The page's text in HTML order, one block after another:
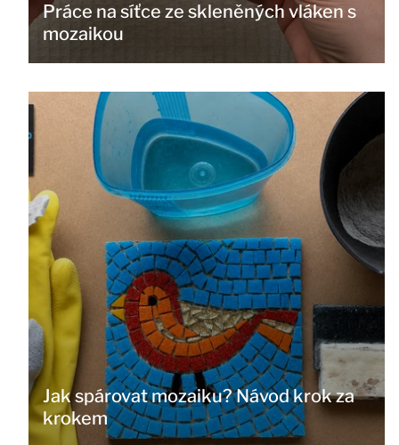
Práce na síťce ze skleněných vláken s
mozaikou
Jak spárovat mozaiku? Návod krok za
krokem